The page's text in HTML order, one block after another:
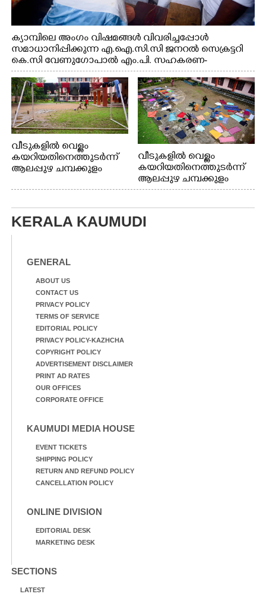
ക്യാമ്പിലെ അംഗം വിഷമങ്ങൾ വിവരിച്ചപ്പോൾ
സമാധാനിപ്പിക്കുന്ന എ.ഐ.സി.സി ജനറൽ സെക്രട്ടറി
കെ.സി വേണുഗോപാൽ എം.പി. സഹകരണ-
എക്സൈസ് വകുപ്പ് മന്ത്രി എം. ലിജു, എന്നിവർ
വീടുകളിൽ വെള്ളം
കയറിയതിനെത്തുടർന്ന്
ആലപ്പുഴ ചമ്പക്കുളം
പോരൂക്കര സെൻട്രൽ
ക്യാമ്പിലെത്തിയവർ
വസ്ത്രങ്ങൾ
ഉണക്കാനിട്ടിരിക്കുന്ന
ഫുട്ബോൾ കളികളിൽ
കുട്ടികൾ
വീടുകളിൽ വെള്ളം
കയറിയതിനെത്തുടർന്ന്
ആലപ്പുഴ ചമ്പക്കുളം
ഫാദർ തോമസ്
ക്യാമ്പിലെത്തിയവർ മഴ
KERALA KAUMUDI
GENERAL
ABOUT US
CONTACT US
PRIVACY POLICY
TERMS OF SERVICE
EDITORIAL POLICY
PRIVACY POLICY-KAZHCHA
COPYRIGHT POLICY
ADVERTISEMENT DISCLAIMER
PRINT AD RATES
OUR OFFICES
CORPORATE OFFICE
KAUMUDI MEDIA HOUSE
EVENT TICKETS
SHIPPING POLICY
RETURN AND REFUND POLICY
CANCELLATION POLICY
ONLINE DIVISION
EDITORIAL DESK
MARKETING DESK
SECTIONS
LATEST